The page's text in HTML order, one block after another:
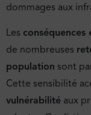
dommages aux
Les conséquences
de nombreuses
population sont
Cette sensibilité
vulnérabilité aux